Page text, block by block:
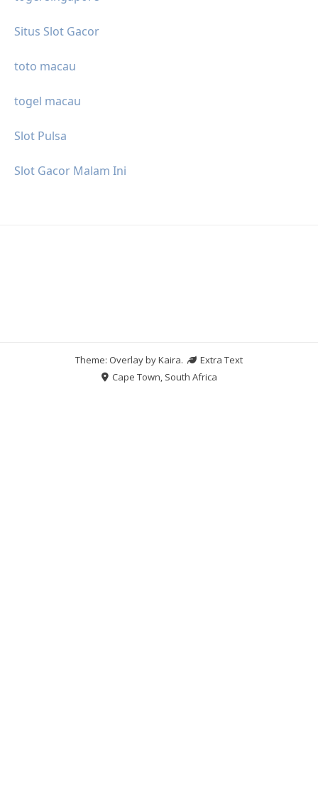
Situs Slot Gacor
toto macau
togel macau
Slot Pulsa
Slot Gacor Malam Ini
Theme: Overlay byKaira.
Extra Text
Cape Town, South Africa